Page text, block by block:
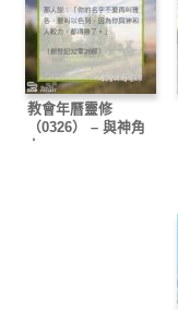
教會年曆靈修
（0326） – 與神角
力